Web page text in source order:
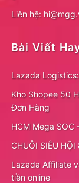
Liên hệ:
Bài Viết
Lazada
Kho Shopee 50
Đơn Hàng
HCM Mega SOC
CHUỖI SIÊU HỘI
Lazada Affiliate
tiền online